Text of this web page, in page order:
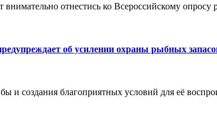
отнестись ко Всероссийскому
об усилении охраны рыбных
и создания благоприятных условий для её